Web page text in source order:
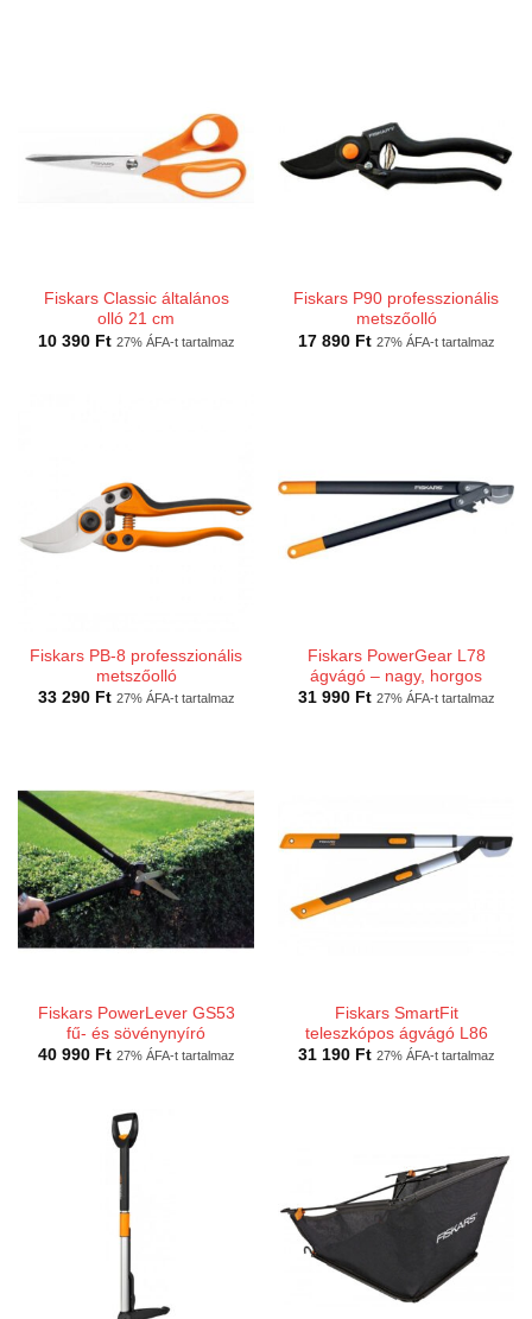
Fiskars Classic általános
olló 21 cm
10 390 Ft 27% ÁFA-t tartalmaz
Fiskars P90 professzionális
metszőolló
17 890 Ft 27% ÁFA-t tartalmaz
Fiskars PB-8 professzionális
metszőolló
33 290 Ft 27% ÁFA-t tartalmaz
Fiskars PowerGear L78
ágvágó – nagy, horgos
31 990 Ft 27% ÁFA-t tartalmaz
Fiskars PowerLever GS53
fű- és sövénynyíró
40 990 Ft 27% ÁFA-t tartalmaz
Fiskars SmartFit
teleszkópos ágvágó L86
31 190 Ft 27% ÁFA-t tartalmaz